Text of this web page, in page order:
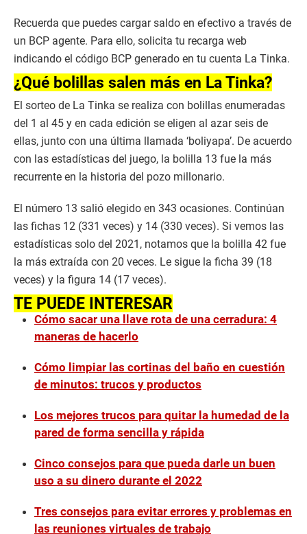
Recuerda que puedes cargar saldo en efectivo a través de
un BCP agente. Para ello, solicita tu recarga web
indicando el código BCP generado en tu cuenta La Tinka.
¿Qué bolillas salen más en La Tinka?
El sorteo de La Tinka se realiza con bolillas enumeradas
del 1 al 45 y en cada edición se eligen al azar seis de
ellas, junto con una última llamada ‘boliyapa’. De acuerdo
con las estadísticas del juego, la bolilla 13 fue la más
recurrente en la historia del pozo millonario.
El número 13 salió elegido en 343 ocasiones. Continúan
las fichas 12 (331 veces) y 14 (330 veces). Si vemos las
estadísticas solo del 2021, notamos que la bolilla 42 fue
la más extraída con 20 veces. Le sigue la ficha 39 (18
veces) y la figura 14 (17 veces).
TE PUEDE INTERESAR
Cómo sacar una llave rota de una cerradura: 4
maneras de hacerlo
Cómo limpiar las cortinas del baño en cuestión
de minutos: trucos y productos
Los mejores trucos para quitar la humedad de la
pared de forma sencilla y rápida
Cinco consejos para que pueda darle un buen
uso a su dinero durante el 2022
Tres consejos para evitar errores y problemas en
las reuniones virtuales de trabajo